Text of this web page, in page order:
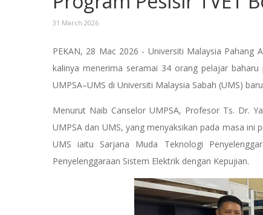
31 March 2026
PEKAN, 28 Mac 2026 - Universiti Malaysia Pahang
kalinya menerima seramai 34 orang pelajar
UMPSA–UMS di Universiti Malaysia Sabah (UMS)
Menurut Naib Canselor UMPSA, Profesor Ts. Dr.
UMPSA dan UMS, yang menyaksikan pada masa
UMS iaitu Sarjana Muda Teknologi
Penyelenggaraan Sistem Elektrik dengan Kepujian.